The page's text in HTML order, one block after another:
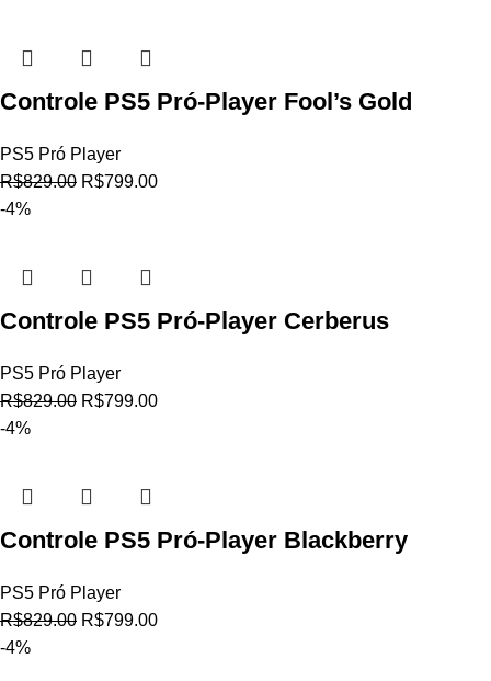
Controle PS5 Pró-Player Fool’s Gold
PS5 Pró Player
R$829.00 R$799.00
-4%
Controle PS5 Pró-Player Cerberus
PS5 Pró Player
R$829.00 R$799.00
-4%
Controle PS5 Pró-Player Blackberry
PS5 Pró Player
R$829.00 R$799.00
-4%